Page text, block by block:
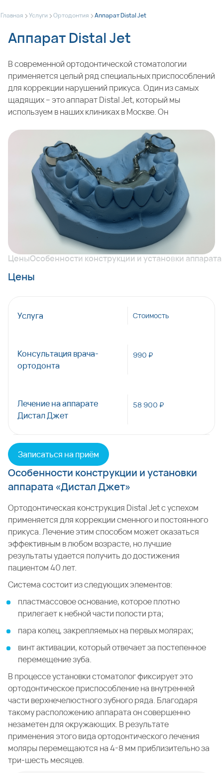
Главная >Услуги >Ортодонтия >Аппарат Distal Jet
Аппарат Distal Jet
В современной ортодонтической стоматологии
применяется целый ряд специальных приспособлений
для коррекции нарушений прикуса. Один из самых
щадящих – это аппарат Distal Jet, который мы
используем в наших клиниках в Москве. Он
расположенных в верхней челюсти. Процесс
представляет собой постепенное передвижение
первых и вторых моляров назад, к концевой части
зубного ряда. При этом способе лечения зубы
перемещаются практически без наклона и вращения
вокруг своей оси. Эффект может быть заметен уже
через три месяца.
ЦеныОсобенности конструкции и установки
Цены
Услуга Стоимость
Консультация врача-
ортодонта
990 ₽
Лечение на аппарате
Дистал Джет
58 900 ₽
Записаться на приём
Особенности конструкции и установки
аппарата «Дистал Джет»
Ортодонтическая конструкция Distal Jet с успехом
применяется для коррекции сменного и постоянного
прикуса. Лечение этим способом может оказаться
эффективным в любом возрасте, но лучшие
результаты удается получить до достижения
пациентом 40 лет.
Система состоит из следующих элементов:
пластмассовое основание, которое плотно
прилегает к небной части полости рта;
пара колец, закрепляемых на первых молярах;
винт активации, который отвечает за постепенное
перемещение зуба.
В процессе установки стоматолог фиксирует это
ортодонтическое приспособление на внутренней
части верхнечелюстного зубного ряда. Благодаря
такому расположению аппарата он совершенно
незаметен для окружающих. В результате
применения этого вида ортодонтического лечения
моляры перемещаются на 4-8 мм приблизительно за
три-шесть месяцев.